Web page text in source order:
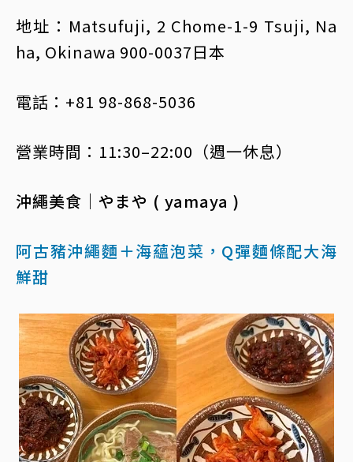
地址：Matsufuji, 2 Chome-1-9 Tsuji, Na
ha, Okinawa 900-0037日本
電話：+81 98-868-5036
營業時間：11:30–22:00（週一休息）
沖繩美食｜やまや ( yamaya )
阿古豬沖繩麵＋海蘊泡菜，Q彈麵條配大海
鮮甜